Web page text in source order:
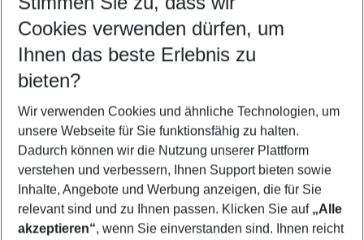
Beliebiger Abflughafen
Reisezeitraum wählen
08.08.26– 06.08.27 5-8 Nächte
2 Erwachsene Keine Kinder
Mehr Filter anzeigen
Cookies verwenden dürfen, um
Ihnen das beste Erlebnis zu
bieten?
Wir verwenden Cookies und ähnliche Technologien, um
unsere Webseite für Sie funktionsfähig zu halten.
Dadurch können wir die Nutzung unserer Plattform
verstehen und verbessern, Ihnen Support bieten sowie
Inhalte, Angebote und Werbung anzeigen, die für Sie
relevant sind und zu Ihnen passen. Klicken Sie auf „Alle
akzeptieren“, wenn Sie einverstanden sind. Ihnen reicht